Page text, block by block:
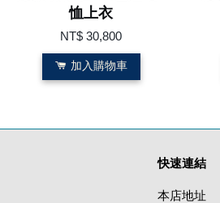
恤上衣
NT$ 30,800
加入購物車
快速連結
本店地址